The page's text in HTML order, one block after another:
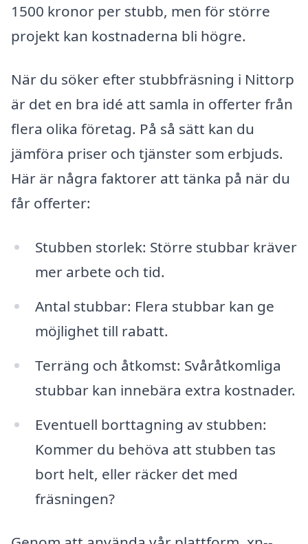
1500 kronor per stubb, men för större
projekt kan kostnaderna bli högre.
När du söker efter stubbfräsning i Nittorp
är det en bra idé att samla in offerter från
flera olika företag. På så sätt kan du
jämföra priser och tjänster som erbjuds.
Här är några faktorer att tänka på när du
får offerter:
Stubben storlek: Större stubbar kräver
mer arbete och tid.
Antal stubbar: Flera stubbar kan ge
möjlighet till rabatt.
Terräng och åtkomst: Svåråtkomliga
stubbar kan innebära extra kostnader.
Eventuell borttagning av stubben:
Kommer du behöva att stubben tas
bort helt, eller räcker det med
fräsningen?